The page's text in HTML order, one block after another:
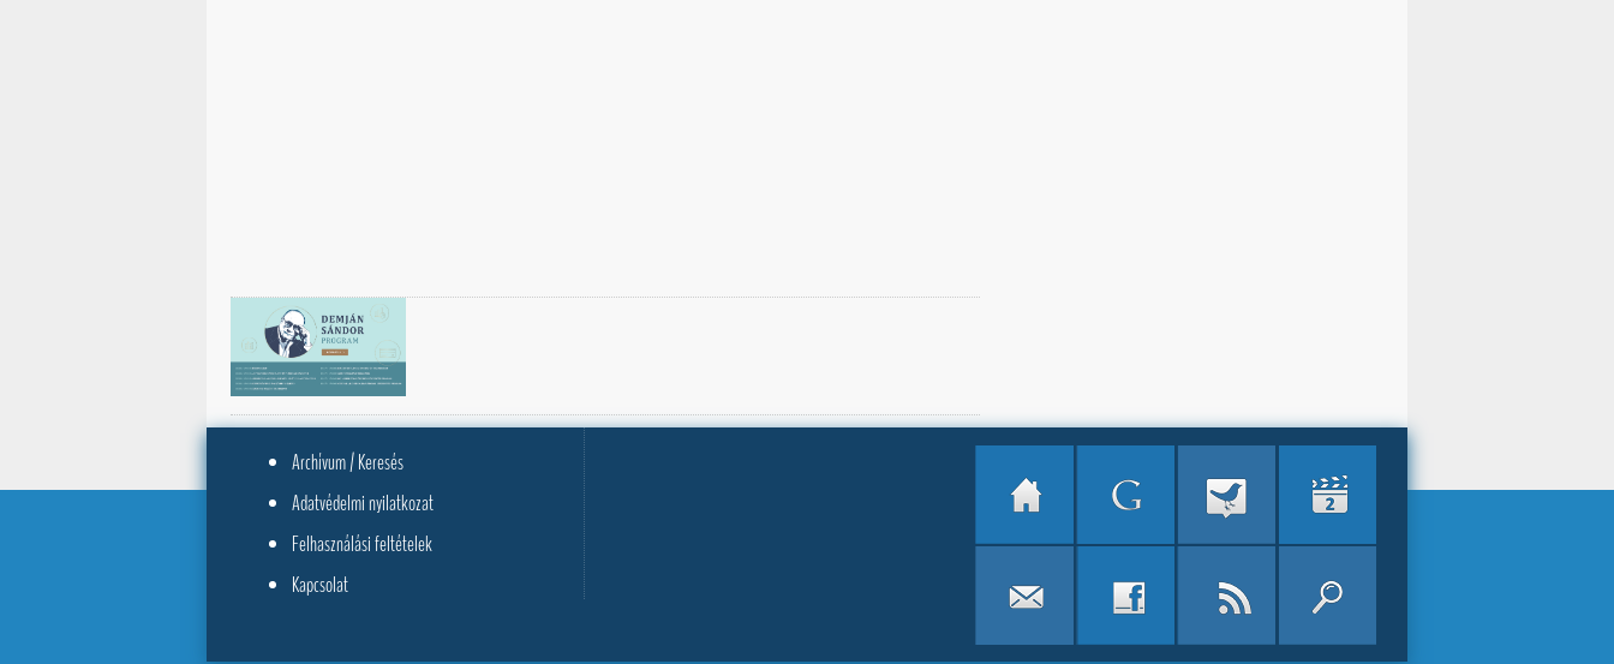
Archívum / Keresés
Adatvédelmi nyilatkozat
Felhasználási feltételek
Kapcsolat